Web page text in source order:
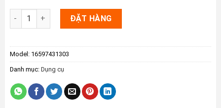
Checker Đo Magie Cho Nước Mặn HI783 số lượng
ĐẶT HÀNG
Model: 16597431303
Danh mục: Dụng cụ